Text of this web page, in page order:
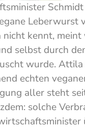
Leberwurst
kennt,
selbst durch
wurde.
echten
aller steht
solche